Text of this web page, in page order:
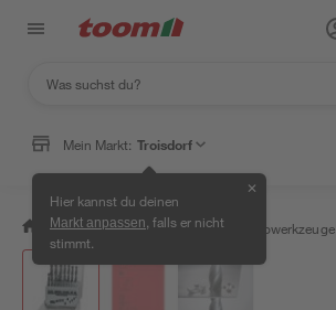
Mein Markt: Troisdorf
Hier kannst du deinen
Markt anpassen , falls er nicht
stimmt.
✕
/ Werkstatt & Maschinen / Elektrowerkzeuge